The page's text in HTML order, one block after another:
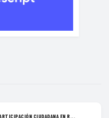
CIUDADANA EN R...